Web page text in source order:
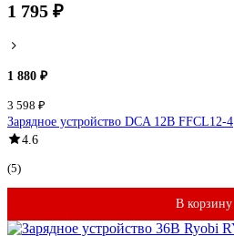
1 795 ₽
1 880 ₽
3 598 ₽
Зарядное устройство DCA 12В FFCL12-4
4.6
(5)
В корзину